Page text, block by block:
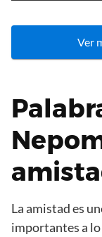
Ver
La amistad es
importantes a lo